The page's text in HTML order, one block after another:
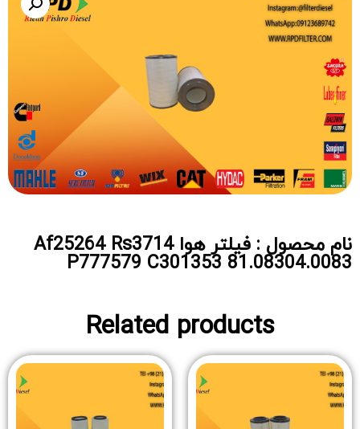
نام محصول : فیلتر هوا Af25264 Rs3714
P777579 C301353 81.08304.0083
Related products